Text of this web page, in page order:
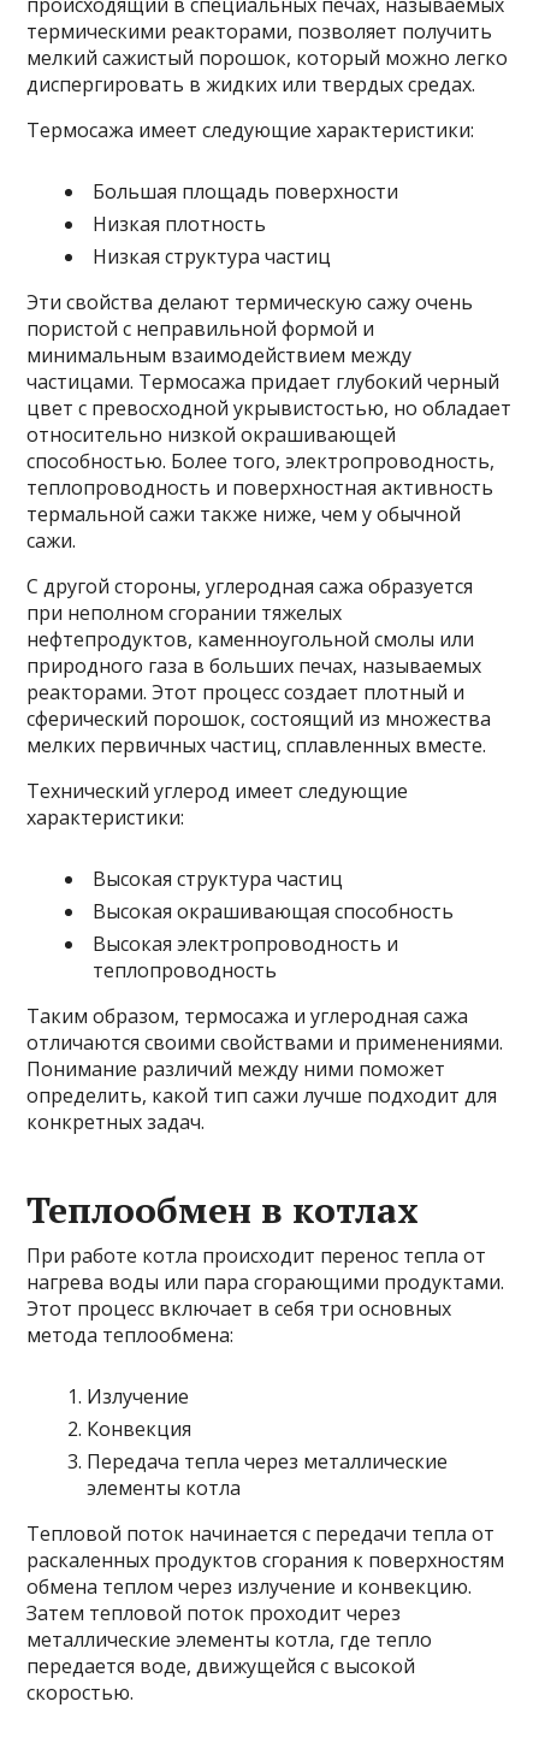
термическими реакторами, позволяет получить
мелкий сажистый порошок, который можно легко
диспергировать в жидких или твердых средах.
Термосажа имеет следующие характеристики:
Большая площадь поверхности
Низкая плотность
Низкая структура частиц
Эти свойства делают термическую сажу очень
пористой с неправильной формой и
минимальным взаимодействием между
частицами. Термосажа придает глубокий черный
цвет с превосходной укрывистостью, но обладает
относительно низкой окрашивающей
способностью. Более того, электропроводность,
теплопроводность и поверхностная активность
термальной сажи также ниже, чем у обычной
сажи.
С другой стороны, углеродная сажа образуется
при неполном сгорании тяжелых
нефтепродуктов, каменноугольной смолы или
природного газа в больших печах, называемых
реакторами. Этот процесс создает плотный и
сферический порошок, состоящий из множества
мелких первичных частиц, сплавленных вместе.
Технический углерод имеет следующие
характеристики:
Высокая структура частиц
Высокая окрашивающая способность
Высокая электропроводность и
теплопроводность
Таким образом, термосажа и углеродная сажа
отличаются своими свойствами и применениями.
Понимание различий между ними поможет
определить, какой тип сажи лучше подходит для
конкретных задач.
Теплообмен в котлах
При работе котла происходит перенос тепла от
нагрева воды или пара сгорающими продуктами.
Этот процесс включает в себя три основных
метода теплообмена:
Излучение
Конвекция
Передача тепла через металлические
элементы котла
Тепловой поток начинается с передачи тепла от
раскаленных продуктов сгорания к поверхностям
обмена теплом через излучение и конвекцию.
Затем тепловой поток проходит через
металлические элементы котла, где тепло
передается воде, движущейся с высокой
скоростью.